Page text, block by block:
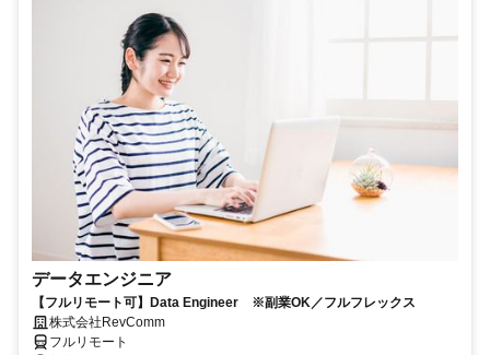
データエンジニア
【フルリモート可】Data Engineer ※副業OK／フルフレックス
株式会社RevComm
フルリモート